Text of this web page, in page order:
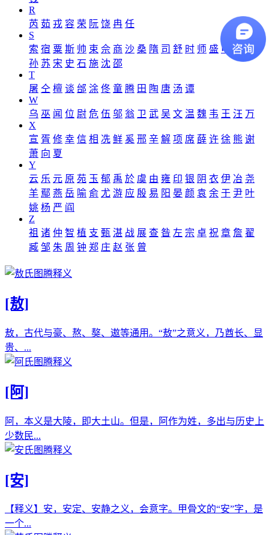
R
芮 茹 戎 容 荣 阮 饶 冉 任
S
索 宿 粟 斯 帅 束 佘 商 沙 桑 隋 司 舒 时 师 盛 申 尚 单
孙 苏 宋 史 石 施 沈 邵
T
屠 仝 檀 谈 邰 涂 佟 童 腾 田 陶 唐 汤 谭
W
乌 巫 闻 位 尉 危 伍 邬 翁 卫 武 吴 文 温 魏 韦 王 汪 万
X
宣 胥 修 幸 信 相 冼 鲜 奚 邢 辛 解 项 席 薛 许 徐 熊 谢
萧 向 夏
Y
云 乐 元 原 苑 玉 郁 禹 於 虞 由 雍 印 银 阴 衣 伊 冶 尧
羊 鄢 燕 岳 喻 俞 尤 游 应 殷 易 阳 晏 颜 袁 余 于 尹 叶
姚 杨 严 阎
Z
祖 诸 仲 智 植 支 甄 湛 战 展 查 昝 左 宗 卓 祝 章 詹 翟
臧 邹 朱 周 钟 郑 庄 赵 张 曾
[敖]
敖，古代与豪、熬、獒、遨等通用。“敖”之意义，乃酋长、显
贵、...
[阿]
阿，本义是大陵，即大土山。但是，阿作为姓，多出与历史上
少数民...
[安]
【释义】安，安定、安静之义，会意字。甲骨文的“安”字，是
一个...